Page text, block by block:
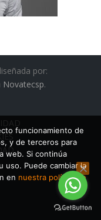
por:
Novatecsp.
funcionamiento de
y de terceros para
web. Si continúa
uso. Puede cambiar la
en nuestra política de